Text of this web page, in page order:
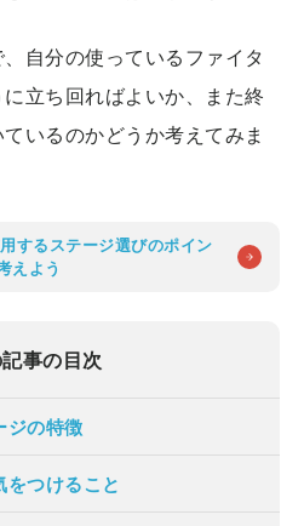
自分の使っているファイタ
立ち回ればよいか、また終
いるのかどうか考えてみま
するステージ選びのポイン
えよう
事の目次
ジの特徴
つけること